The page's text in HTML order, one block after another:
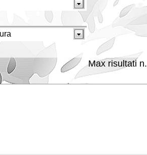
Max risultati n.